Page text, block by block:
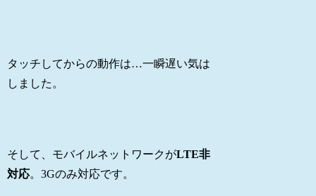
タッチしてからの動作は…一瞬遅い気は
しました。
そして、モバイルネットワークがLTE非
対応。3Gのみ対応です。